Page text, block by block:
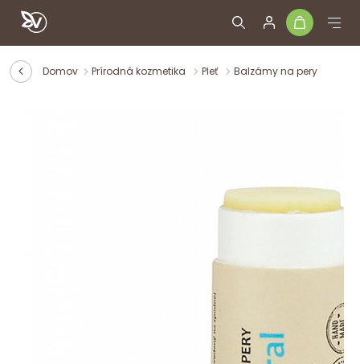
Domov Prírodná kozmetika Pleť Balzámy na pery